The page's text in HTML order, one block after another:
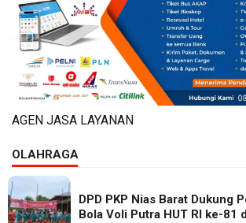
AGEN JASA LAYANAN
OLAHRAGA
DPD PKP Nias Barat Dukung
Bola Voli Putra HUT RI ke-81